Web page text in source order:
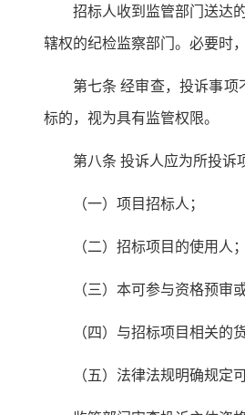
招标人收到监管部门送达
辖权的纪检监察部门。必要时
第七条 经审查，投诉事
标的，视为具有监管权限。
第八条 投诉人应为所投诉
（一）项目招标人；
（二）招标项目的使用人
（三）本可参与资格预
（四）与招标项目相关的
（五）法律法规明确规定